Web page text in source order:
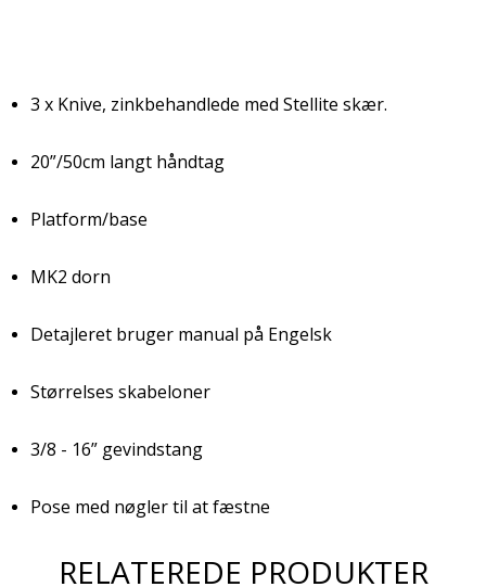
3 x Knive, zinkbehandlede med Stellite skær.
20”/50cm langt håndtag
Platform/base
MK2 dorn
Detajleret bruger manual på Engelsk
Størrelses skabeloner
3/8 - 16” gevindstang
Pose med nøgler til at fæstne
RELATEREDE PRODUKTER